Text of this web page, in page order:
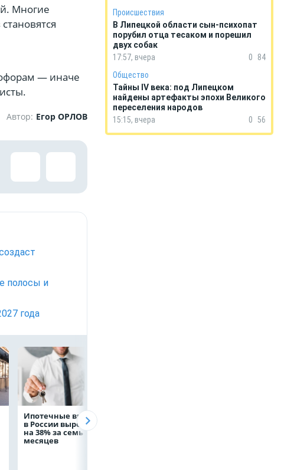
Многие
— иначе
Автор: Егор ОРЛОВ
полосы и
года
Ипотечные выдачи
в России выросли
на 38% за семь
месяцев
Происшествия
В Липецкой области сын-психопат
порубил отца тесаком и порешил
двух собак
17:57, вчера
0
84
Общество
Тайны IV века: под Липецком
найдены артефакты эпохи Великого
переселения народов
15:15, вчера
0 56